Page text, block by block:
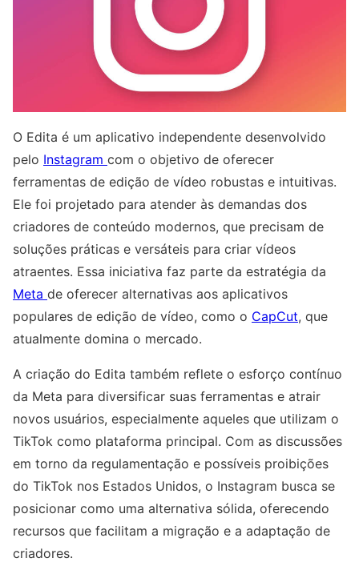
O Edita é um aplicativo independente desenvolvido
pelo Instagram com o objetivo de oferecer
ferramentas de edição de vídeo robustas e intuitivas.
Ele foi projetado para atender às demandas dos
criadores de conteúdo modernos, que precisam de
soluções práticas e versáteis para criar vídeos
atraentes. Essa iniciativa faz parte da estratégia da
Meta de oferecer alternativas aos aplicativos
populares de edição de vídeo, como o CapCut, que
atualmente domina o mercado.
A criação do Edita também reflete o esforço contínuo
da Meta para diversificar suas ferramentas e atrair
novos usuários, especialmente aqueles que utilizam o
TikTok como plataforma principal. Com as discussões
em torno da regulamentação e possíveis proibições
do TikTok nos Estados Unidos, o Instagram busca se
posicionar como uma alternativa sólida, oferecendo
recursos que facilitam a migração e a adaptação de
criadores.